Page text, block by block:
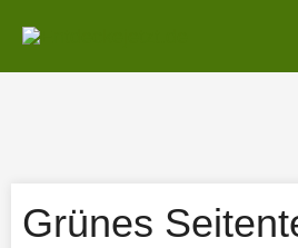
Inhalt
springen
Grünes